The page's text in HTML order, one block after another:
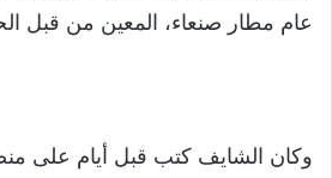
عام مطار صنعاء، المعين من قبل
وكان الشايف كتب قبل أيام على